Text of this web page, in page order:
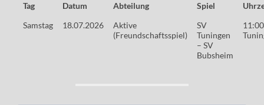
Tag Datum Abteilung Spiel
Samstag
18.07.2026
Aktive
(Freundschaftsspiel)
SV
Tuningen
– SV
Bubsheim